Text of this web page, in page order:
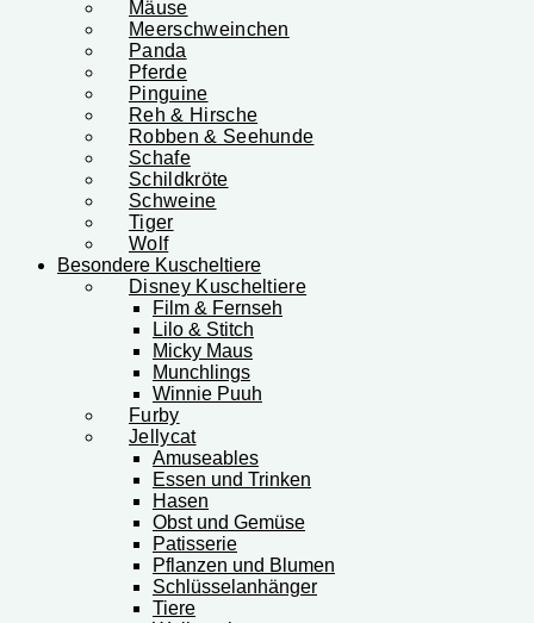
Mäuse
Meerschweinchen
Panda
Pferde
Pinguine
Reh & Hirsche
Robben & Seehunde
Schafe
Schildkröte
Schweine
Tiger
Wolf
Besondere Kuscheltiere
Disney Kuscheltiere
Film & Fernseh
Lilo & Stitch
Micky Maus
Munchlings
Winnie Puuh
Furby
Jellycat
Amuseables
Essen und Trinken
Hasen
Obst und Gemüse
Patisserie
Pflanzen und Blumen
Schlüsselanhänger
Tiere